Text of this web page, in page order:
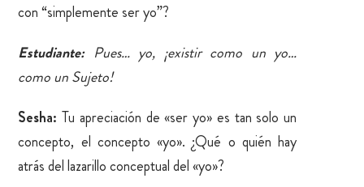
con “simplemente ser yo”?
Estudiante: Pues… yo, ¡existir como un yo…
como un Sujeto!
Sesha:Tu apreciación de «ser yo» es tan solo un
concepto, el concepto «yo». ¿Qué o quién hay
atrás del lazarillo conceptual del «yo»?